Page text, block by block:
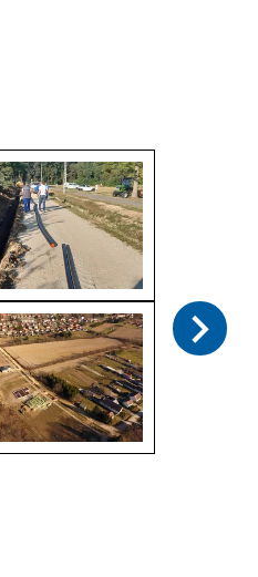
ÉRTÉKEINK
PÁLYÁZATOK
ELÉRHETŐSÉGEK
GALÉRIA
ENGLISH/DEUTSCH